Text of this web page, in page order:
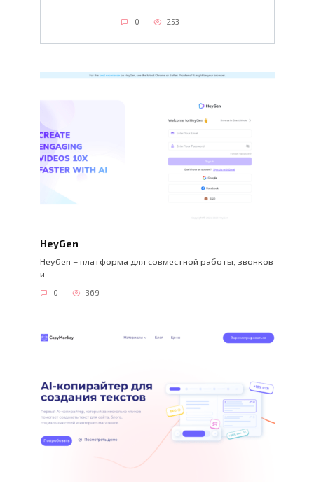
0 253
HeyGen
HeyGen – платформа для совместной работы, звонков
и
0 369